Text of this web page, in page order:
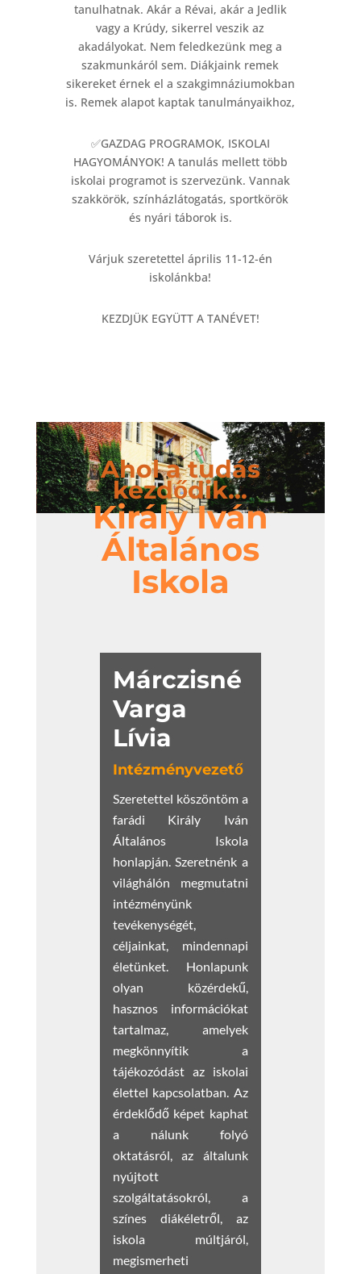
tanulhatnak. Akár a Révai, akár a Jedlik
vagy a Krúdy, sikerrel veszik az
akadályokat. Nem feledkezünk meg a
szakmunkáról sem. Diákjaink remek
sikereket érnek el a szakgimnáziumokban
is. Remek alapot kaptak tanulmányaikhoz,
✅GAZDAG PROGRAMOK, ISKOLAI
HAGYOMÁNYOK! A tanulás mellett több
iskolai programot is szervezünk. Vannak
szakkörök, színházlátogatás, sportkörök
és nyári táborok is.
Várjuk szeretettel április 11-12-én
iskolánkba!
KEZDJÜK EGYÜTT A TANÉVET!
Ahol a tudás
kezdődik...
Király Iván
Általános
Iskola
Márczisné
Varga
Lívia
Intézményvezető
Szeretettel köszöntöm a
farádi Király Iván
Általános Iskola
honlapján. Szeretnénk a
világhálón megmutatni
intézményünk
tevékenységét,
céljainkat, mindennapi
életünket. Honlapunk
olyan közérdekű,
hasznos információkat
tartalmaz, amelyek
megkönnyítik a
tájékozódást az iskolai
élettel kapcsolatban. Az
érdeklődő képet kaphat
a nálunk folyó
oktatásról, az általunk
nyújtott
szolgáltatásokról, a
színes diákéletről, az
iskola múltjáról,
megismerheti